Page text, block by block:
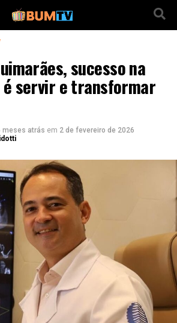
sucesso na
servir e transformar
meses atrás em 2 de fevereiro de 2026